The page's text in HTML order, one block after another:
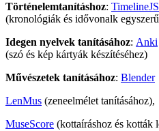
Történelemtanításhoz: TimelineJS
(kronológiák és idővonalk
Idegen nyelvek tanításához: Anki
(szó és kép kártyák készítéséhez)
Művészetek tanításához: Blender
LenMus (zeneelmélet tanításához),
MuseScore (kottaíráshoz és kották